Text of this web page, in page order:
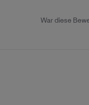
War diese